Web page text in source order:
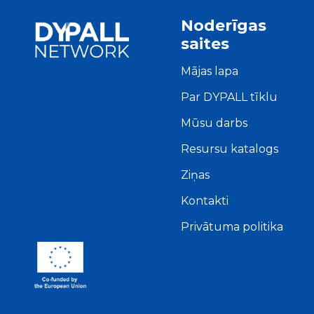
Noderīgas
saites
Mājas lapa
Par DYPALL tīklu
Mūsu darbs
Resursu katalogs
Ziņas
Kontakti
Privātuma politika